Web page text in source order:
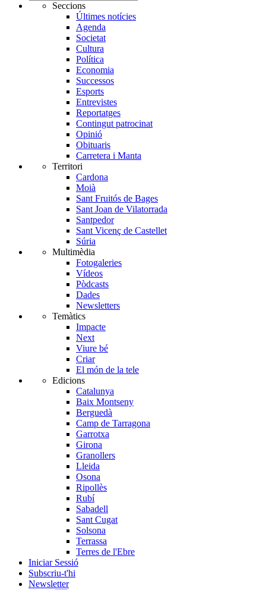
Seccions
Últimes notícies
Agenda
Societat
Cultura
Política
Economia
Successos
Esports
Entrevistes
Reportatges
Contingut patrocinat
Opinió
Obituaris
Carretera i Manta
Territori
Cardona
Moià
Sant Fruitós de Bages
Sant Joan de Vilatorrada
Santpedor
Sant Vicenç de Castellet
Súria
Multimèdia
Fotogaleries
Vídeos
Pòdcasts
Dades
Newsletters
Temàtics
Impacte
Next
Viure bé
Criar
El món de la tele
Edicions
Catalunya
Baix Montseny
Berguedà
Camp de Tarragona
Garrotxa
Girona
Granollers
Lleida
Osona
Ripollès
Rubí
Sabadell
Sant Cugat
Solsona
Terrassa
Terres de l'Ebre
Iniciar Sessió
Subscriu-t'hi
Newsletter